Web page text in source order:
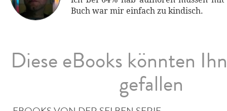
Buch war mir einfach zu kindisch.
Diese eBooks könnten
gefallen